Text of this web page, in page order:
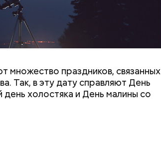
множество праздников, связанных
Так, в эту дату справляют День
холостяка и День малины со